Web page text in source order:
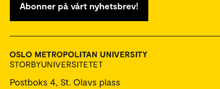
Abonner på vårt nyhetsbrev!
Postboks 4, St. Olavs plass